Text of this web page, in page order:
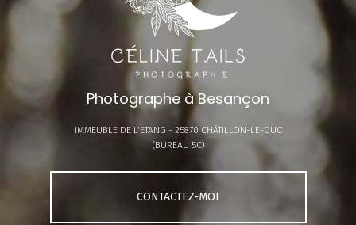
Photographe à Besançon
IMMEUBLE DE L'ETANG - 25870 CHÂTILLON-LE-DUC
(BUREAU 5C)
CONTACTEZ-MOI